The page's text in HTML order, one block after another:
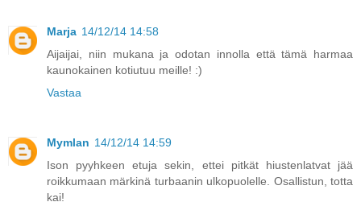
Marja 14/12/14 14:58
Aijaijai, niin mukana ja odotan innolla että tämä harmaa
kaunokainen kotiutuu meille! :)
Vastaa
Mymlan 14/12/14 14:59
Ison pyyhkeen etuja sekin, ettei pitkät hiustenlatvat jää
roikkumaan märkinä turbaanin ulkopuolelle. Osallistun, totta
kai!